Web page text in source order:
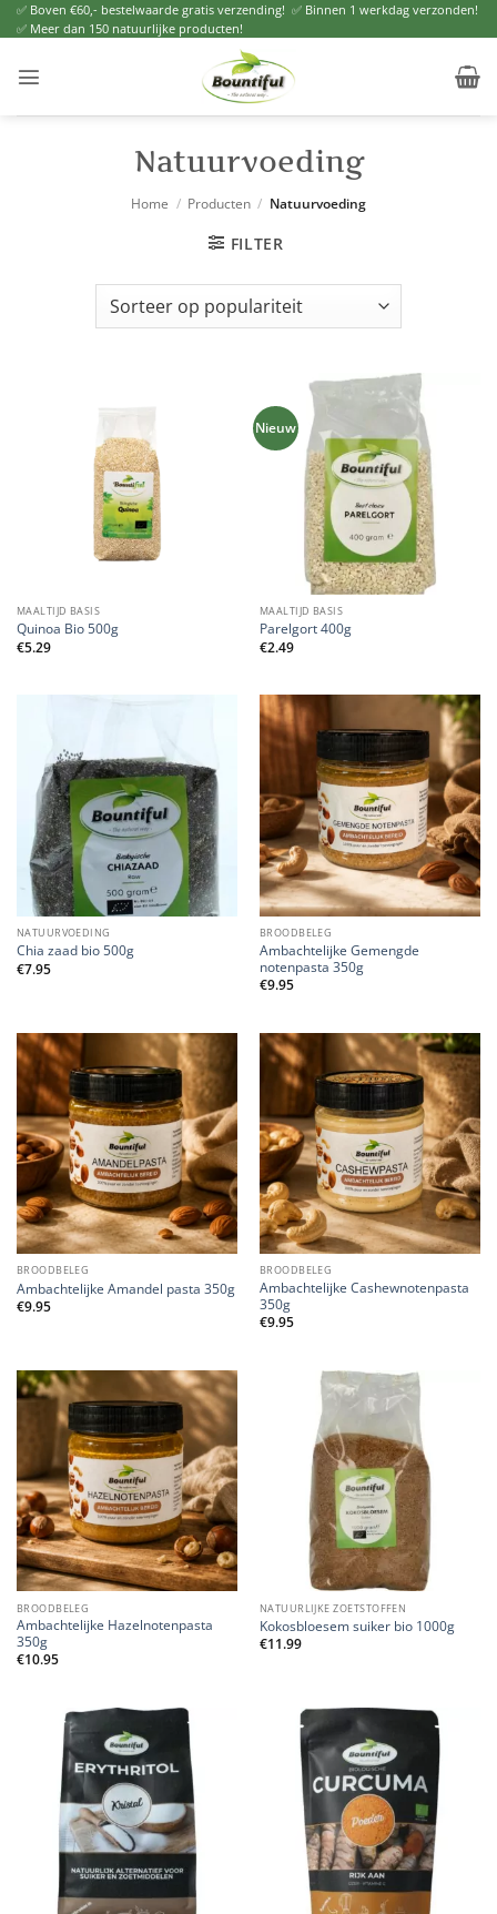
Ga
naar
✅ Boven €60,- bestelwaarde gratis verzending! ✅ Binnen 1 werkdag verzonden!
✅ Meer dan 150 natuurlijke producten!
Natuurvoeding
Home / Producten / Natuurvoeding
FILTER
MAALTIJD BASIS
Quinoa Bio 500g
€5.29
Nieuw
MAALTIJD BASIS
Parelgort 400g
€2.49
NATUURVOEDING
Chia zaad bio 500g
€7.95
BROODBELEG
Ambachtelijke Gemengde
notenpasta 350g
€9.95
BROODBELEG
Ambachtelijke Amandel pasta 350g
€9.95
BROODBELEG
Ambachtelijke Cashewnotenpasta
350g
€9.95
BROODBELEG
Ambachtelijke Hazelnotenpasta
350g
€10.95
NATUURLIJKE ZOETSTOFFEN
Kokosbloesem suiker bio 1000g
€11.99